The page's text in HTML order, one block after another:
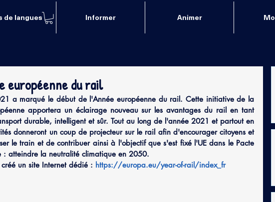
de langues Informer Animer
européenne du rail
a marqué le début de l'Année européenne du rail. Cette initiative de la
apportera un éclairage nouveau sur les avantages du rail en tant
durable, intelligent et sûr. Tout au long de l'année 2021 et partout en
donneront un coup de projecteur sur le rail afin d'encourager citoyens et
le train et de contribuer ainsi à l'objectif que s'est fixé l'UE dans le Pacte
: atteindre la neutralité climatique en 2050.
un site Internet dédié : https://europa.eu/year-of-rail/index_fr